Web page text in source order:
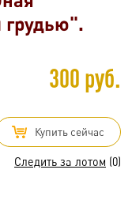
300 руб.
Купить сейчас
Следить за лотом (0)